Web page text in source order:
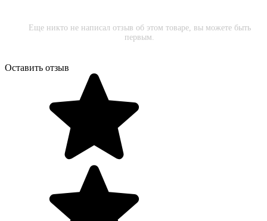
Еще никто не написал отзыв об этом товаре, вы можете быть
первым.
Оставить отзыв